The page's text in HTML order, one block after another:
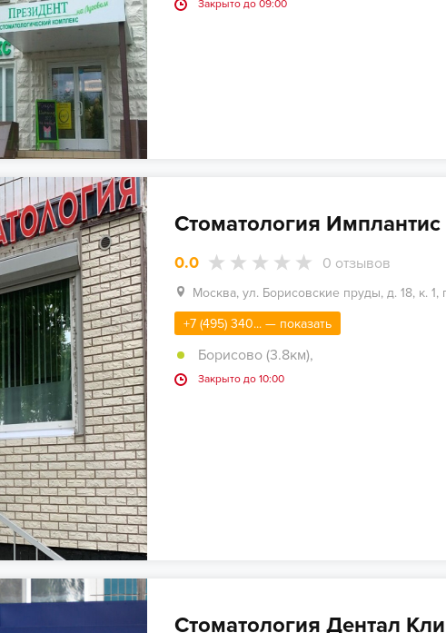
Закрыто до 09:00
Стоматология Имплантис
0.0 0 отзывов
Москва, ул. Борисовские пруды, д. 18, к. 1,
+7 (495) 340... — показать
Борисово (3.8км),
Закрыто до 10:00
Стоматология Дентал